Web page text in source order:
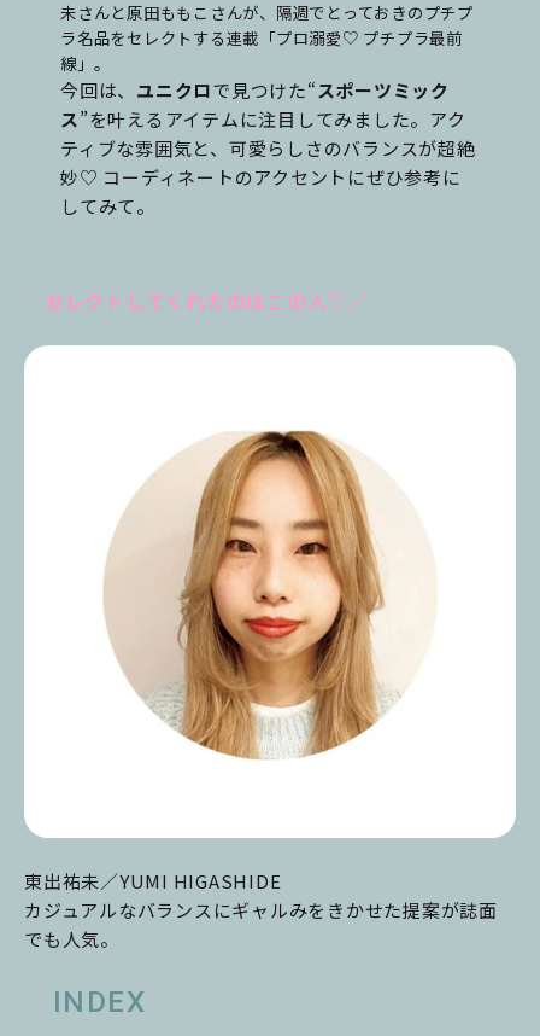
未さんと原田ももこさんが、隔週でとっておきのプチプ
ラ名品をセレクトする連載「プロ溺愛♡ プチプラ最前
線」。
今回は、 ユニクロで見つけた“スポーツミック
ス”を叶えるアイテムに注目してみました。アク
ティブな雰囲気と、可愛らしさのバランスが超絶
妙♡ コーディネートのアクセントにぜひ参考に
してみて。
＼セレクトしてくれたのはこの人♡／
東出祐未／YUMI HIGASHIDE
カジュアルなバランスにギャルみをきかせた提案が誌面
でも人気。
INDEX